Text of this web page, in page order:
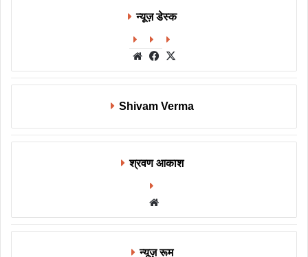
न्यूज़ डेस्क
WebsiteFacebook
Shivam Verma
श्रवण आकाश
न्यूज़ रूम